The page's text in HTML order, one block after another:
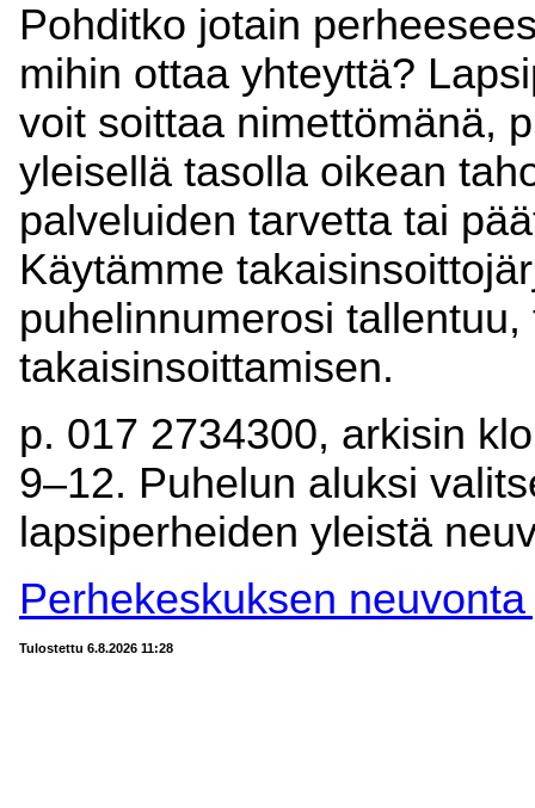
Pohditko jotain
mihin ottaa yhteyttä?
voit soittaa nimettömänä,
yleisellä tasolla oikean
palveluiden tarvetta tai
Käytämme
puhelinnumerosi
takaisinsoittamisen.
p. 017 2734300, arkisin
9–12. Puhelun aluksi
lapsiperheiden yleistä
Perhekeskuksen
Tulostettu 6.8.2026 11:28